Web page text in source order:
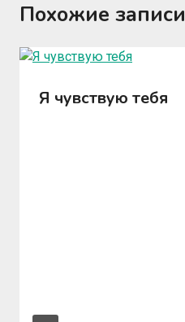
Похожие записи
Я чувствую тебя